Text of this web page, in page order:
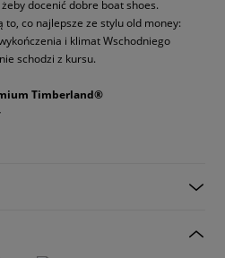
docenić dobre boat shoes.
co najlepsze ze stylu old money:
i klimat Wschodniego
schodzi z kursu.
Timberland®